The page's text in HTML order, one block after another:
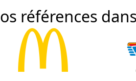
références